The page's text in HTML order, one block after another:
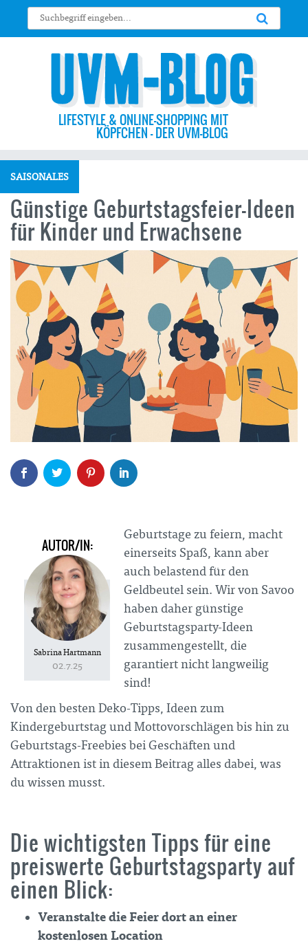
LIFESTYLE & ONLINE-SHOPPING MIT
KÖPFCHEN – DER UVM-BLOG
SAISONALES
Günstige Geburtstagsfeier-Ideen
für Kinder und Erwachsene
AUTOR/IN:
Sabrina Hartmann
02.7.25
Geburtstage zu feiern, macht
einerseits Spaß, kann aber
auch belastend für den
Geldbeutel sein. Wir von Savoo
haben daher günstige
Geburtstagsparty-Ideen
zusammengestellt, die
garantiert nicht langweilig
sind!
Von den besten Deko-Tipps, Ideen zum
Kindergeburtstag und Mottovorschlägen bis hin zu
Geburtstags-Freebies bei Geschäften und
Attraktionen ist in diesem Beitrag alles dabei, was
du wissen musst.
Die wichtigsten Tipps für eine
preiswerte Geburtstagsparty auf
einen Blick:
Veranstalte die Feier dort an einer
kostenlosen Location